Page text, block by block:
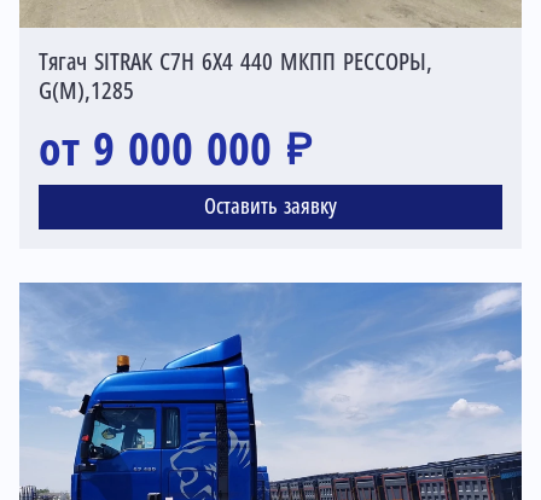
Тягач SITRAK C7H 6X4 440 МКПП РЕССОРЫ,
G(М),1285
от 9 000 000 ₽
Оставить заявку